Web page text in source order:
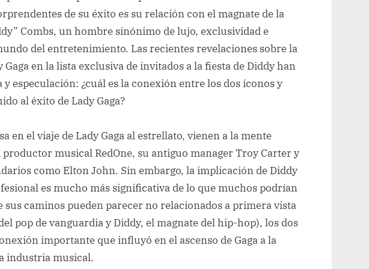
de su éxito es su relación con el magnate de la
Combs, un hombre sinónimo de lujo, exclusividad e
del entretenimiento. Las recientes revelaciones sobre la
Gaga en la lista exclusiva de invitados a la fiesta de Diddy han
especulación: ¿cuál es la conexión entre los dos íconos y
al éxito de Lady Gaga?
en el viaje de Lady Gaga al estrellato, vienen a la mente
musical RedOne, su antiguo manager Troy Carter y
como Elton John. Sin embargo, la implicación de Diddy
es mucho más significativa de lo que muchos podrían
sus caminos pueden parecer no relacionados a primera vista
pop de vanguardia y Diddy, el magnate del hip-hop), los dos
importante que influyó en el ascenso de Gaga a la
industria musical.